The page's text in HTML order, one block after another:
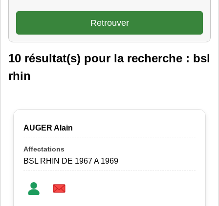
10 résultat(s) pour la recherche : bsl
rhin
AUGER Alain
BSL RHIN DE 1967 A 1969